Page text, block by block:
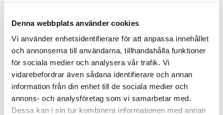
Denna webbplats använder cookies
Vi använder enhetsidentifierare för att anpassa innehållet
och annonserna till användarna, tillhandahålla funktioner
för sociala medier och analysera vår trafik. Vi
vidarebefordrar även sådana identifierare och annan
information från din enhet till de sociala medier och
annons- och analysföretag som vi samarbetar med.
Dessa kan i sin tur kombinera informationen med annan
Lagerstatus
2 st i lager
Artikelnr
AMIG7510
skickas från oss inom 0-1 vardagar